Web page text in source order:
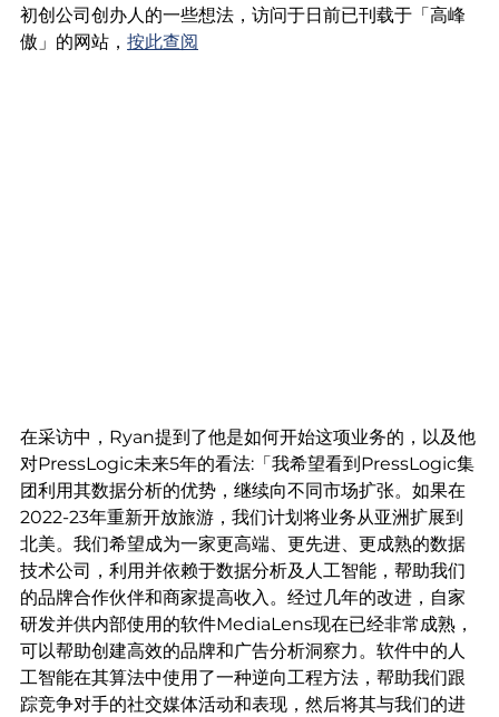
初创公司创办人的一些想法，访问于日前已刊载于「高峰
傲」的网站， 按此查阅
在采访中，Ryan提到了他是如何开始这项业务的，以及他
对PressLogic未来5年的看法:「我希望看到PressLogic集
团利用其数据分析的优势，继续向不同市场扩张。如果在
2022-23年重新开放旅游，我们计划将业务从亚洲扩展到
北美。我们希望成为一家更高端、更先进、更成熟的数据
技术公司，利用并依赖于数据分析及人工智能，帮助我们
的品牌合作伙伴和商家提高收入。经过几年的改进，自家
研发并供内部使用的软件MediaLens现在已经非常成熟，
可以帮助创建高效的品牌和广告分析洞察力。软件中的人
工智能在其算法中使用了一种逆向工程方法，帮助我们跟
踪竞争对手的社交媒体活动和表现，然后将其与我们的进